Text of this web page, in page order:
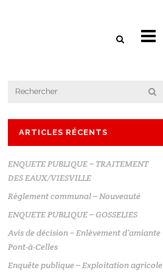
ARTICLES RÉCENTS
ENQUETE PUBLIQUE – TRAITEMENT
DES EAUX/VIESVILLE
Règlement communal – Nouveauté
ENQUETE PUBLIQUE – GOSSELIES
Avis de décision – Enlèvement d’amiante
Pont-à-Celles
Enquête publique – Exploitation agricole